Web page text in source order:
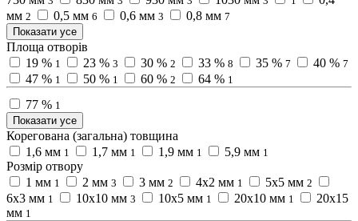
мм 2 0,5 мм 6 0,6 мм 3 0,8 мм 7
Показати усе
Площа отворів
19 % 1 23 % 3 30 % 2 33 % 8 35 % 7 40 % 7
47 % 1 50 % 1 60 % 2 64 % 1
77 % 1
Показати усе
Корегована (загальна) товщина
1,6 мм 1 1,7 мм 1 1,9 мм 1 5,9 мм 1
Розмір отвору
1 мм 1 2 мм 3 3 мм 2 4х2 мм 1 5x5 мм 2
6х3 мм 1 10x10 мм 3 10х5 мм 1 20х10 мм 1
20х15
мм 1